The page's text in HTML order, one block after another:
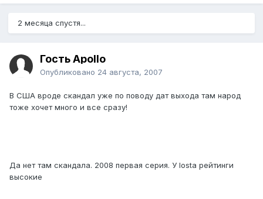
2 месяца спустя...
Гость Apollo
Опубликовано 24 августа, 2007
В США вроде скандал уже по поводу дат выхода там народ
тоже хочет много и все сразу!
Да нет там скандала. 2008 первая серия. У lostа рейтинги
высокие